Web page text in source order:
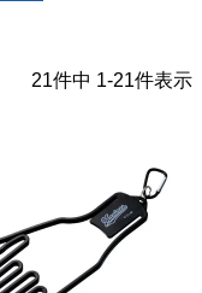
21件中 1-21件表示